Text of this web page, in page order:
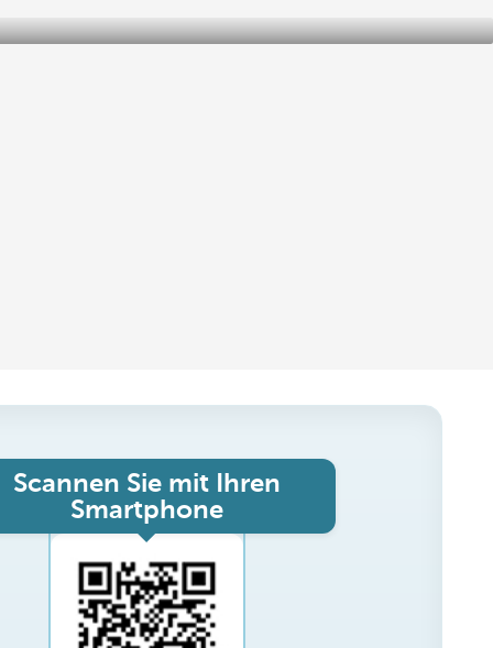
Scannen Sie mit Ihren
Smartphone